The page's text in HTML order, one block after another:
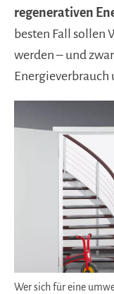
regenerativen
besten Fall sollen
werden – und
Energieverbrauch
Wer sich für eine